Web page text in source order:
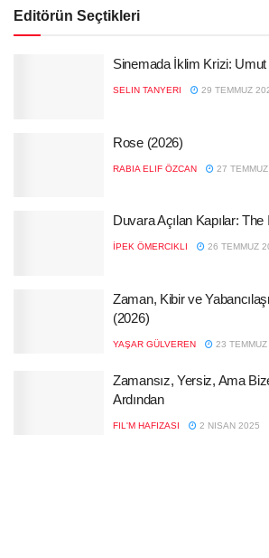
Editörün Seçtikleri
Sinemada İklim Krizi: Umut
SELIN TANYERI 29 TEMMUZ
Rose (2026)
RABIA ELIF ÖZCAN 27
Duvara Açılan Kapılar:
İPEK ÖMERCIKLI 26 TEMMUZ
Zaman, Kibir ve
(2026)
YAŞAR GÜLVEREN 23
Zamansız, Yersiz, Ama
Ardından
FIL'M HAFIZASI 2 NISAN 2025